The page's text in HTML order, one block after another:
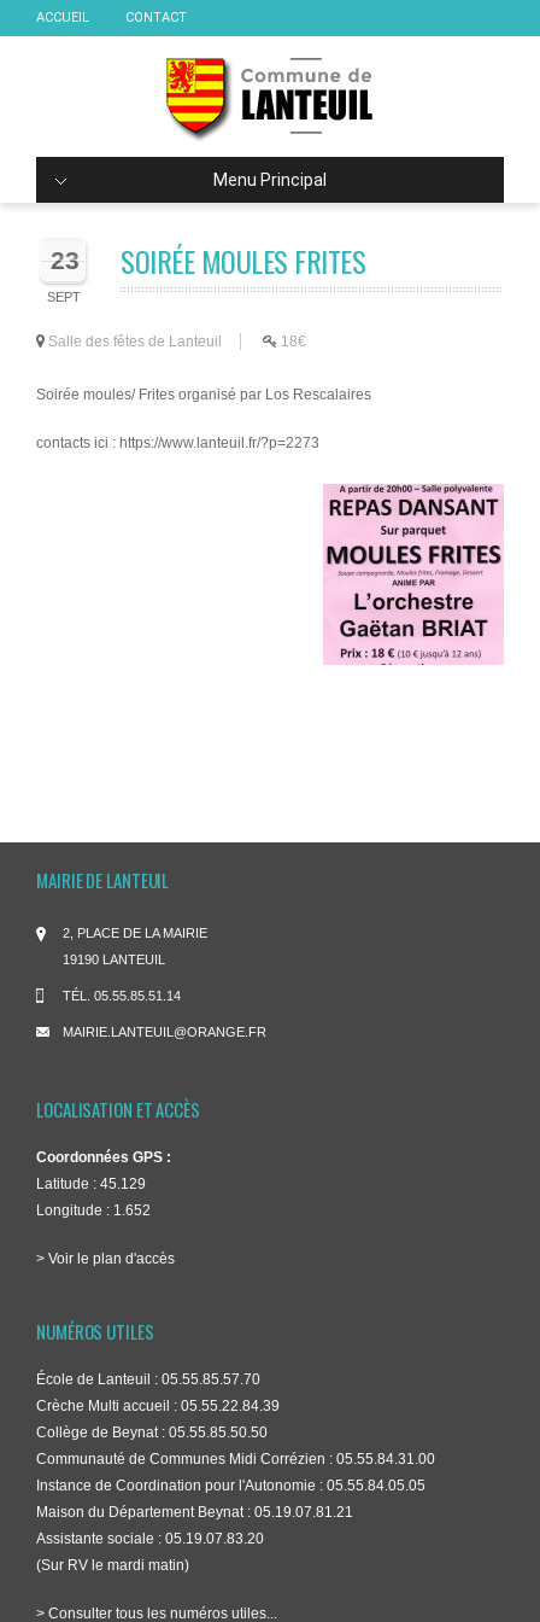
ACCUEIL CONTACT
Menu Principal
23
SEPT
SOIRÉE MOULES FRITES
Salle des fêtes de Lanteuil 18€
Soirée moules/ Frites organisé par Los Rescalaires
contacts ici : https://www.lanteuil.fr/?p=2273
MAIRIE DE LANTEUIL
2, PLACE DE LA MAIRIE
19190 LANTEUIL
TÉL. 05.55.85.51.14
MAIRIE.LANTEUIL@ORANGE.FR
LOCALISATION ET ACCÈS
Coordonnées GPS :
Latitude : 45.129
Longitude : 1.652
> Voir le plan d'accès
NUMÉROS UTILES
École de Lanteuil : 05.55.85.57.70
Crèche Multi accueil : 05.55.22.84.39
Collège de Beynat : 05.55.85.50.50
Communauté de Communes Midi Corrézien : 05.55.84.31.00
Instance de Coordination pour l'Autonomie : 05.55.84.05.05
Maison du Département Beynat : 05.19.07.81.21
Assistante sociale : 05.19.07.83.20
(Sur RV le mardi matin)
> Consulter tous les numéros utiles...